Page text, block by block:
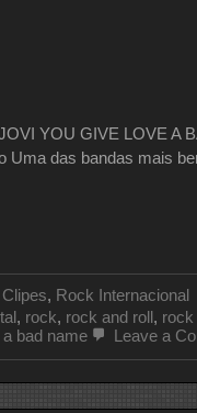
YOU GIVE LOVE A
Uma das bandas mais
Clipes, Rock Internacional
, rock, rock and roll, rock
bad name
Leave a